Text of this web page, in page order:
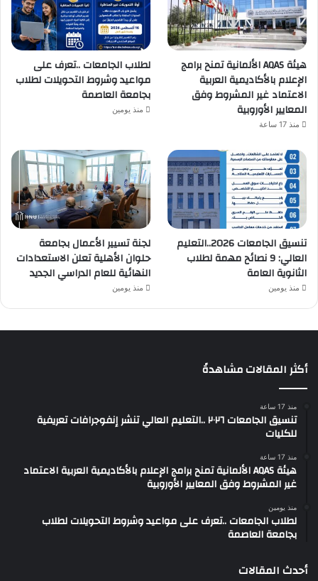
هيئة AQAS الألمانية تمنح برامج
الإعلام بالأكاديمية العربية
الاعتماد غير المشروط وفق
المعايير الأوروبية
منذ 17 ساعة
لطلاب الجامعات ..تعرف على
مواعيد وشروط التحويلات لطلاب
بجامعة العاصمة
منذ يومين
تنسيق الجامعات 2026..التعليم
العالي: 9 نصائح مهمة لطلاب
الثانوية العامة
منذ يومين
لجنة تسيير الأعمال بجامعة
حلوان الأهلية تعلن الاستعدادات
النهائية للعام الدراسي الجديد
منذ يومين
أكثر المقالات مشاهدةً
منذ 17 ساعة
تنسيق الجامعات ٢٠٢٦ ..التعليم العالي تنشر إنفوجرافات تعريفية
للكليات
منذ 17 ساعة
هيئة AQAS الألمانية تمنح برامج الإعلام بالأكاديمية العربية الاعتماد
غير المشروط وفق المعايير الأوروبية
منذ يومين
لطلاب الجامعات ..تعرف على مواعيد وشروط التحويلات لطلاب
بجامعة العاصمة
أحدث المقالات